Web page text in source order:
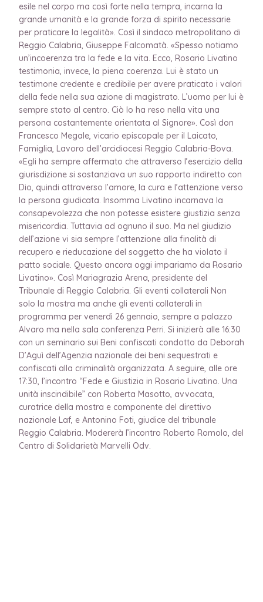
esile nel corpo ma così forte nella tempra, incarna la
grande umanità e la grande forza di spirito necessarie
per praticare la legalità». Così il sindaco metropolitano di
Reggio Calabria, Giuseppe Falcomatà. «Spesso notiamo
un’incoerenza tra la fede e la vita. Ecco, Rosario Livatino
testimonia, invece, la piena coerenza. Lui è stato un
testimone credente e credibile per avere praticato i valori
della fede nella sua azione di magistrato. L’uomo per lui è
sempre stato al centro. Ciò lo ha reso nella vita una
persona costantemente orientata al Signore». Così don
Francesco Megale, vicario episcopale per il Laicato,
Famiglia, Lavoro dell’arcidiocesi Reggio Calabria-Bova.
«Egli ha sempre affermato che attraverso l’esercizio della
giurisdizione si sostanziava un suo rapporto indiretto con
Dio, quindi attraverso l’amore, la cura e l’attenzione verso
la persona giudicata. Insomma Livatino incarnava la
consapevolezza che non potesse esistere giustizia senza
misericordia. Tuttavia ad ognuno il suo. Ma nel giudizio
dell’azione vi sia sempre l’attenzione alla finalità di
recupero e rieducazione del soggetto che ha violato il
patto sociale. Questo ancora oggi impariamo da Rosario
Livatino». Così Mariagrazia Arena, presidente del
Tribunale di Reggio Calabria. Gli eventi collaterali Non
solo la mostra ma anche gli eventi collaterali in
programma per venerdì 26 gennaio, sempre a palazzo
Alvaro ma nella sala conferenza Perri. Si inizierà alle 16:30
con un seminario sui Beni confiscati condotto da Deborah
D’Aguì dell’Agenzia nazionale dei beni sequestrati e
confiscati alla criminalità organizzata. A seguire, alle ore
17:30, l’incontro “Fede e Giustizia in Rosario Livatino. Una
unità inscindibile” con Roberta Masotto, avvocata,
curatrice della mostra e componente del direttivo
nazionale Laf, e Antonino Foti, giudice del tribunale
Reggio Calabria. Modererà l’incontro Roberto Romolo, del
Centro di Solidarietà Marvelli Odv.